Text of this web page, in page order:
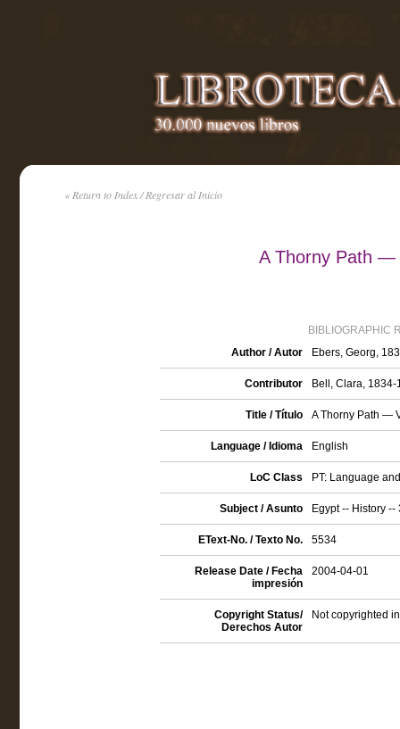
« Return to Index / Regresar al Inicio
A Thorny Path —
BIBLIOGRAPHIC
Author / Autor
Ebers, Georg,
Contributor Bell, Clara,
Title / Título A Thorny Path —
Language / Idioma English
LoC Class PT: Language
Subject / Asunto Egypt -- History --
EText-No. / Texto No. 5534
Release Date / Fecha
impresión
2004-04-01
Copyright Status/
Derechos Autor
Not copyrighted